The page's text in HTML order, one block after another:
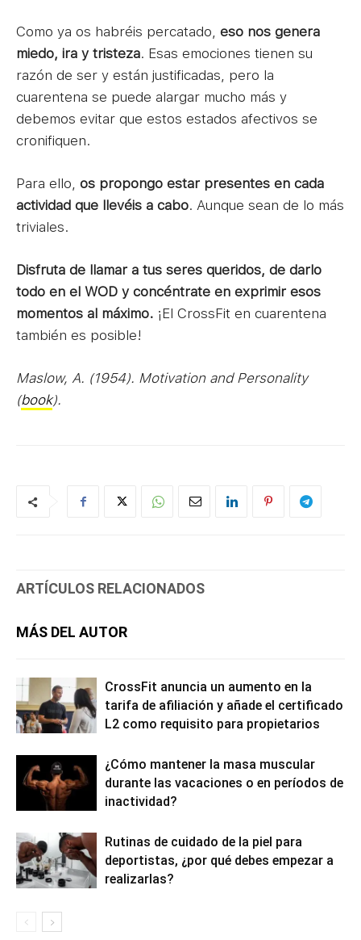
Como ya os habréis percatado, eso nos genera
miedo, ira y tristeza. Esas emociones tienen su
razón de ser y están justificadas, pero la
cuarentena se puede alargar mucho más y
debemos evitar que estos estados afectivos se
cronifiquen.
Para ello, os propongo estar presentes en cada
actividad que llevéis a cabo. Aunque sean de lo más
triviales.
Disfruta de llamar a tus seres queridos, de darlo
todo en el WOD y concéntrate en exprimir esos
momentos al máximo. ¡El CrossFit en cuarentena
también es posible!
Maslow, A. (1954). Motivation and Personality
(book).
ARTÍCULOS RELACIONADOS
MÁS DEL AUTOR
CrossFit anuncia un aumento en la
tarifa de afiliación y añade el certificado
L2 como requisito para propietarios
¿Cómo mantener la masa muscular
durante las vacaciones o en períodos de
inactividad?
Rutinas de cuidado de la piel para
deportistas, ¿por qué debes empezar a
realizarlas?